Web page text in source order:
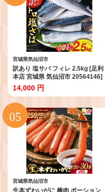
宮城県気仙沼市
訳あり 塩サバ フィレ 2.5kg [足利
本店 宮城県 気仙沼市 20564146]
魚介類 魚 海鮮 大容量 サバ さば
鯖 サバフィレ サバフィーレ 鯖フ
ィレ トロサバ 訳アリ 訳あり わけ
あり 切り身 冷凍
14,000 円
宮城県気仙沼市
生本ずわいがに 棒肉 ポーション